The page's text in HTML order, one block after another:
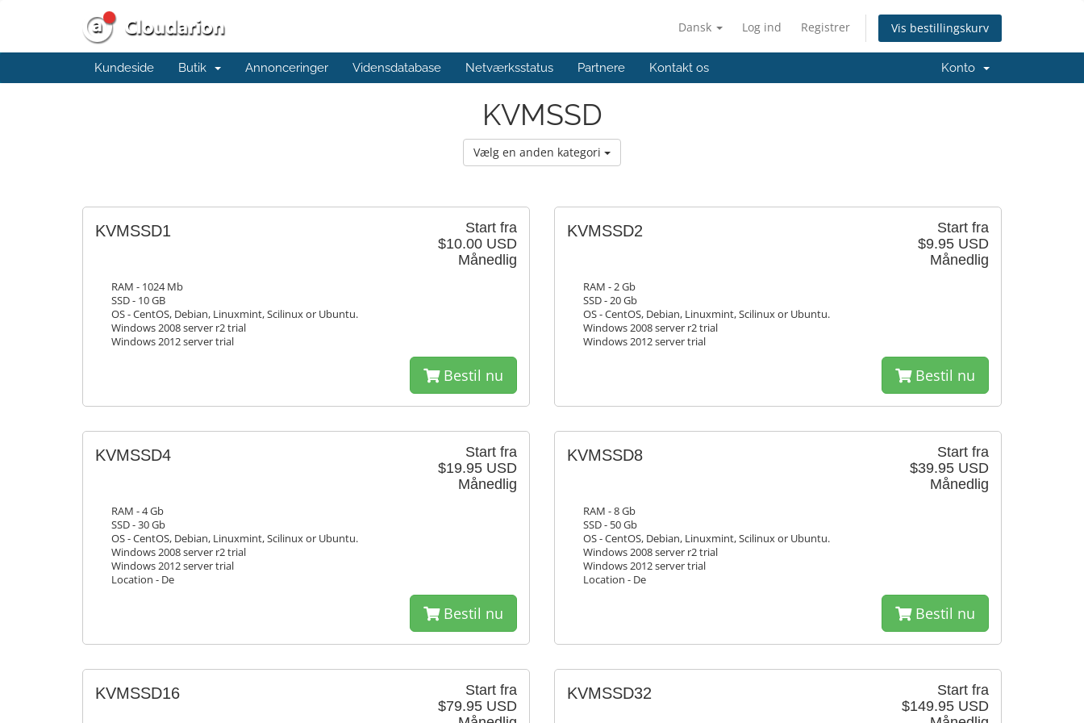
Dansk Log ind Registrer Vis bestillingskurv
Kundeside Butik Annonceringer Vidensdatabase Netværksstatus Partnere Kontakt os Konto
KVMSSD
Vælg en anden kategori
Start fra
$10.00 USD
Månedlig
KVMSSD1
RAM - 1024 Mb
SSD - 10 GB
OS - CentOS, Debian, Linuxmint, Scilinux or Ubuntu.
Windows 2008 server r2 trial
Windows 2012 server trial
Bestil nu
Start fra
$9.95 USD
Månedlig
KVMSSD2
RAM - 2 Gb
SSD - 20 Gb
OS - CentOS, Debian, Linuxmint, Scilinux or Ubuntu.
Windows 2008 server r2 trial
Windows 2012 server trial
Bestil nu
Start fra
$19.95 USD
Månedlig
KVMSSD4
RAM - 4 Gb
SSD - 30 Gb
OS - CentOS, Debian, Linuxmint, Scilinux or Ubuntu.
Windows 2008 server r2 trial
Windows 2012 server trial
Location - De
Bestil nu
Start fra
$39.95 USD
Månedlig
KVMSSD8
RAM - 8 Gb
SSD - 50 Gb
OS - CentOS, Debian, Linuxmint, Scilinux or Ubuntu.
Windows 2008 server r2 trial
Windows 2012 server trial
Location - De
Bestil nu
Start fra
$79.95 USD
KVMSSD16
Start fra
$149.95 USD
KVMSSD32